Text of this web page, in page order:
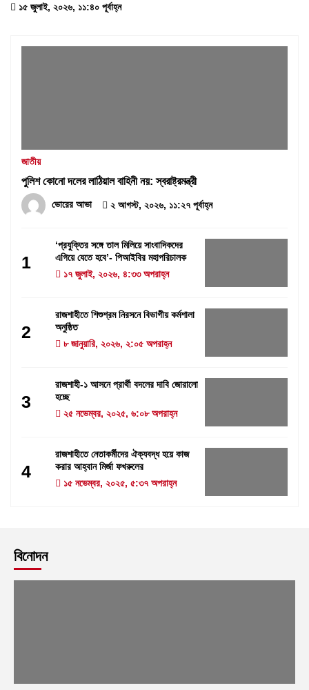
১৫ জুলাই, ২০২৬, ১১:৪০ পূর্বাহ্ন
জাতীয়
পুলিশ কোনো দলের লাঠিয়াল বাহিনী নয়: স্বরাষ্ট্রমন্ত্রী
ভোরের আভা ২ আগস্ট, ২০২৬, ১১:২৭ পূর্বাহ্ন
1
‘প্রযুক্তির সঙ্গে তাল মিলিয়ে সাংবাদিকদের
এগিয়ে যেতে হবে’- পিআইবির মহাপরিচালক
১৭ জুলাই, ২০২৬, ৪:৩৩ অপরাহ্ন
2
রাজশাহীতে শিশুশ্রম নিরসনে বিভাগীয় কর্মশালা
অনুষ্ঠিত
৮ জানুয়ারি, ২০২৬, ২:০৫ অপরাহ্ন
3
রাজশাহী-১ আসনে প্রার্থী বদলের দাবি জোরালো
হচ্ছে
২৫ নভেম্বর, ২০২৫, ৬:০৮ অপরাহ্ন
4
রাজশাহীতে নেতাকর্মীদের ঐক্যবদ্ধ হয়ে কাজ
করার আহ্বান মির্জা ফখরুলের
১৫ নভেম্বর, ২০২৫, ৫:৩৭ অপরাহ্ন
বিনোদন